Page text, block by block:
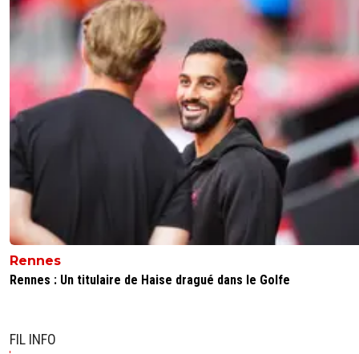
Rennes
Rennes : Un titulaire de Haise dragué dans le Golfe
FIL INFO